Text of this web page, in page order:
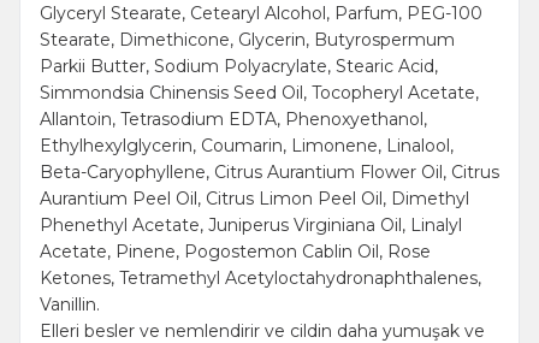
Glyceryl Stearate, Cetearyl Alcohol, Parfum, PEG-100
Stearate, Dimethicone, Glycerin, Butyrospermum
Parkii Butter, Sodium Polyacrylate, Stearic Acid,
Simmondsia Chinensis Seed Oil, Tocopheryl Acetate,
Allantoin, Tetrasodium EDTA, Phenoxyethanol,
Ethylhexylglycerin, Coumarin, Limonene, Linalool,
Beta-Caryophyllene, Citrus Aurantium Flower Oil, Citrus
Aurantium Peel Oil, Citrus Limon Peel Oil, Dimethyl
Phenethyl Acetate, Juniperus Virginiana Oil, Linalyl
Acetate, Pinene, Pogostemon Cablin Oil, Rose
Ketones, Tetramethyl Acetyloctahydronaphthalenes,
Vanillin.
Elleri besler ve nemlendirir ve cildin daha yumuşak ve